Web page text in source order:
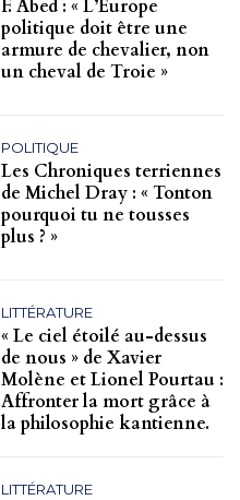
F. Abed : « L’Europe
politique doit être une
armure de chevalier, non
un cheval de Troie »
POLITIQUE
Les Chroniques terriennes
de Michel Dray : « Tonton
pourquoi tu ne tousses
plus ? »
LITTÉRATURE
« Le ciel étoilé au-dessus
de nous » de Xavier
Molène et Lionel Pourtau :
Affronter la mort grâce à
la philosophie kantienne.
LITTÉRATURE